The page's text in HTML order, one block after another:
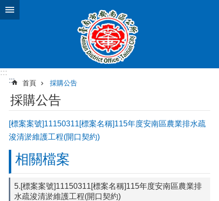
跳到主要內容區塊
:::
:::
首頁 採購公告
採購公告
[標案案號]11150311[標案名稱]115年度安南區農業排水疏
浚清淤維護工程(開口契約)
相關檔案
5.[標案案號]11150311[標案名稱]115年度安南區農業排
水疏浚清淤維護工程(開口契約)